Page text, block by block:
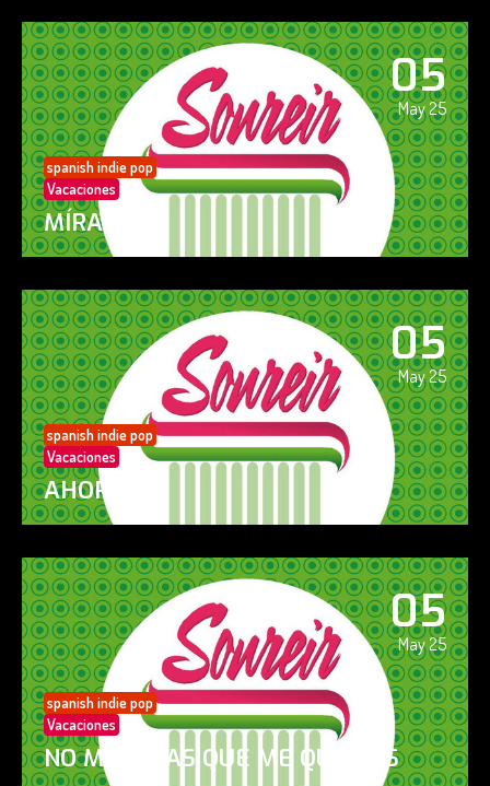
05
May 25
spanish indie pop
Vacaciones
MÍRAME
05
May 25
spanish indie pop
Vacaciones
AHORA SÍ!
05
May 25
spanish indie pop
Vacaciones
NO ME DIGAS QUE ME QUIERES